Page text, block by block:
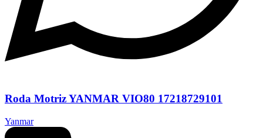
Roda Motriz YANMAR VIO80 17218729101
Yanmar